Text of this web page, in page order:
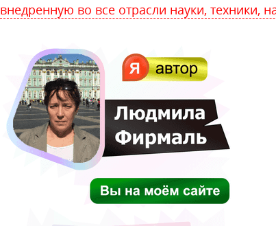
внедренную во все отрасли науки, техники,